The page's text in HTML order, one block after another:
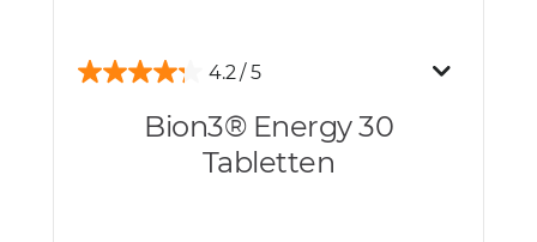
4.2
Bion3® Energy 30
Tabletten